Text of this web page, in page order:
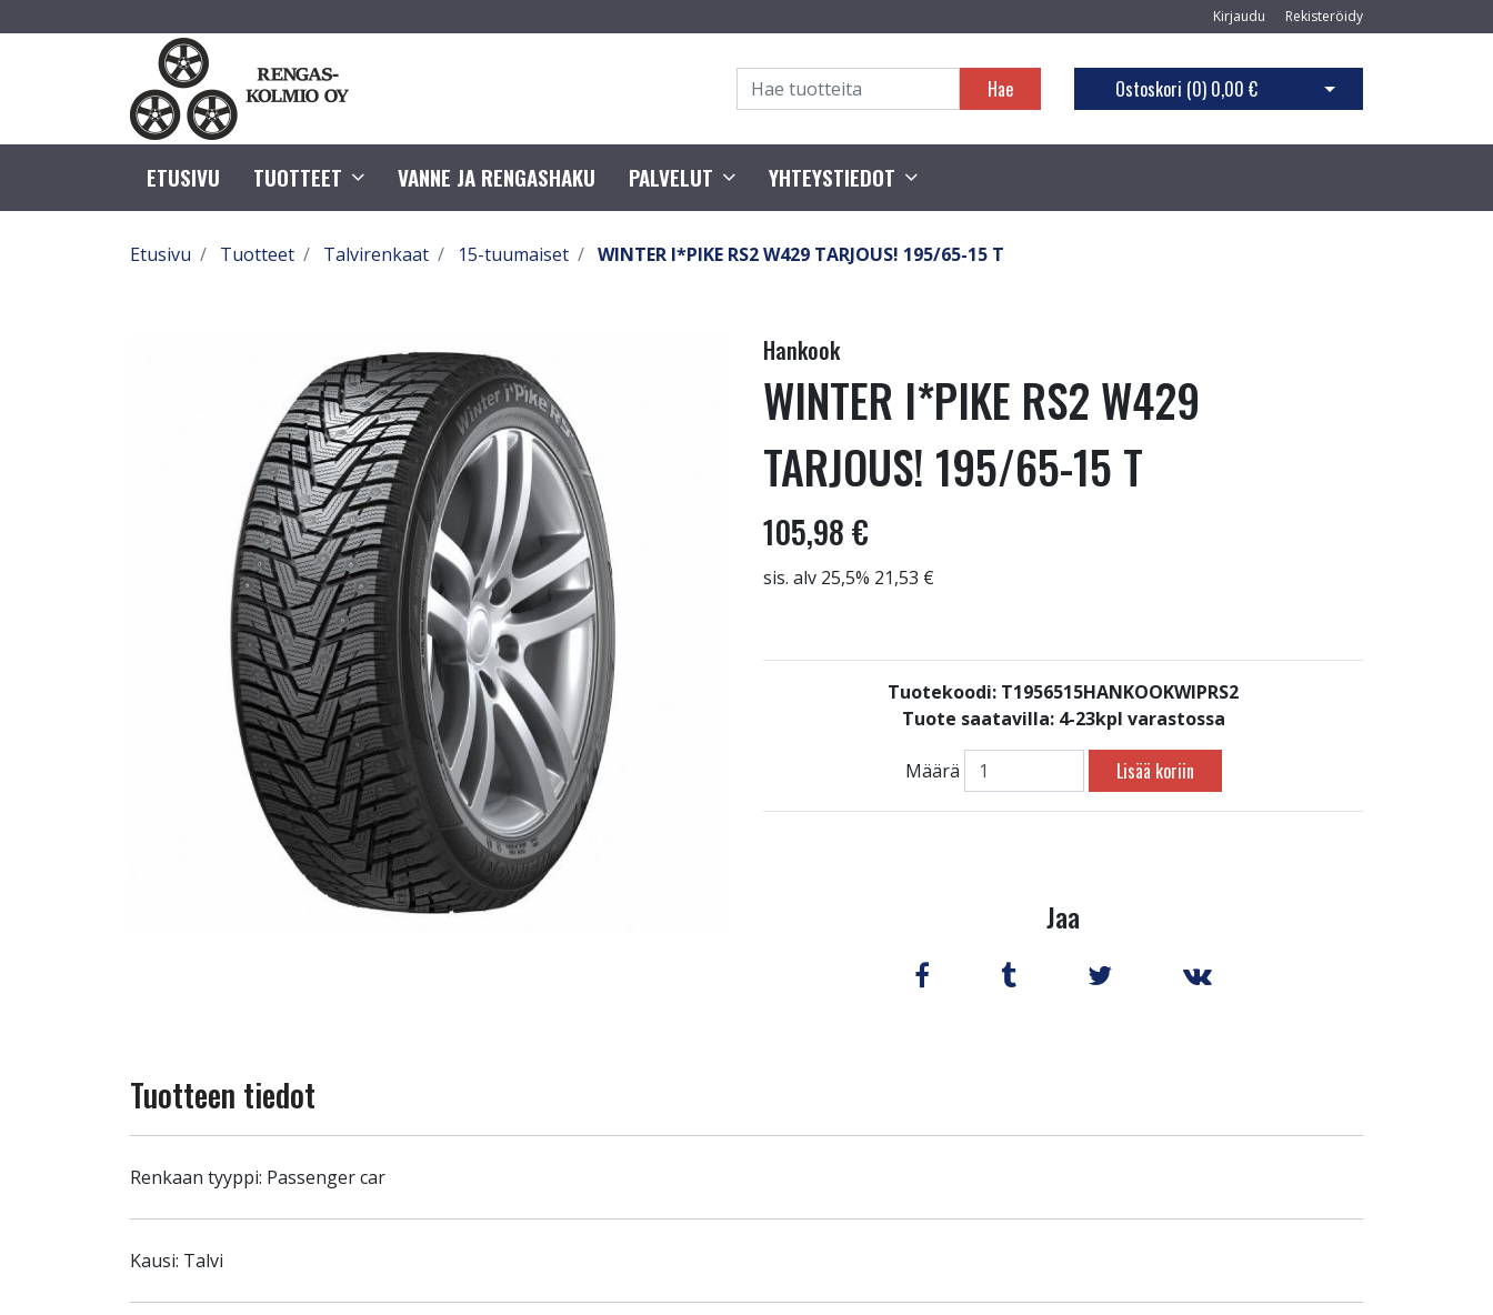
Kirjaudu Rekisteröidy
Hae Ostoskori (0) 0,00 € Avaa ostoskori
ETUSIVU TUOTTEET VANNE JA RENGASHAKU PALVELUT YHTEYSTIEDOT
Etusivu Tuotteet Talvirenkaat 15-tuumaiset WINTER I*PIKE RS2 W429 TARJOUS! 195/65-15 T
Hankook
WINTER I*PIKE RS2 W429
TARJOUS! 195/65-15 T
105,98 €
sis. alv 25,5% 21,53 €
Tuotekoodi: T1956515HANKOOKWIPRS2
Tuote saatavilla: 4-23kpl varastossa
Määrä Lisää koriin
Jaa
Tuotteen tiedot
Renkaan tyyppi: Passenger car
Kausi: Talvi